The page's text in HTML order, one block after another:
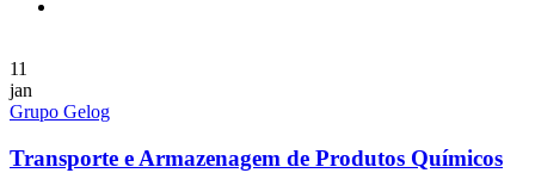
11
jan
Grupo Gelog
Transporte e Armazenagem de Produtos Químicos